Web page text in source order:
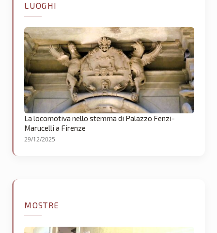
LUOGHI
La locomotiva nello stemma di Palazzo Fenzi-
Marucelli a Firenze
29/12/2025
MOSTRE